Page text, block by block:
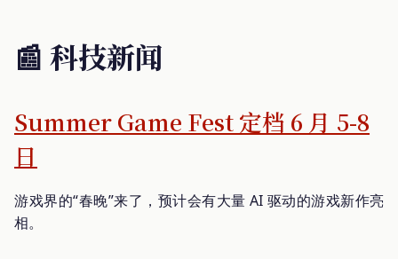
📰 科技新闻
Summer Game Fest 定档 6 月 5-8
日
游戏界的“春晚”来了，预计会有大量 AI 驱动的游戏新作亮
相。